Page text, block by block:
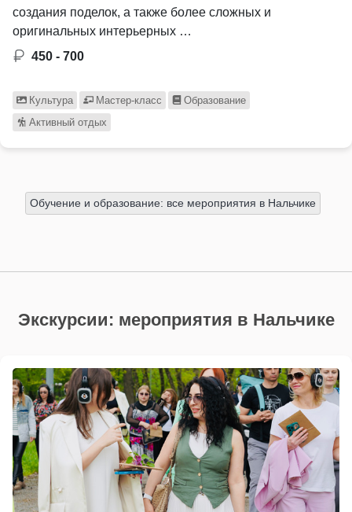
создания поделок, а также более сложных и
оригинальных интерьерных …
450 - 700
Культура Мастер-класс
Образование
Активный отдых
Обучение и образование: все мероприятия в Нальчике
Экскурсии: мероприятия в Нальчике